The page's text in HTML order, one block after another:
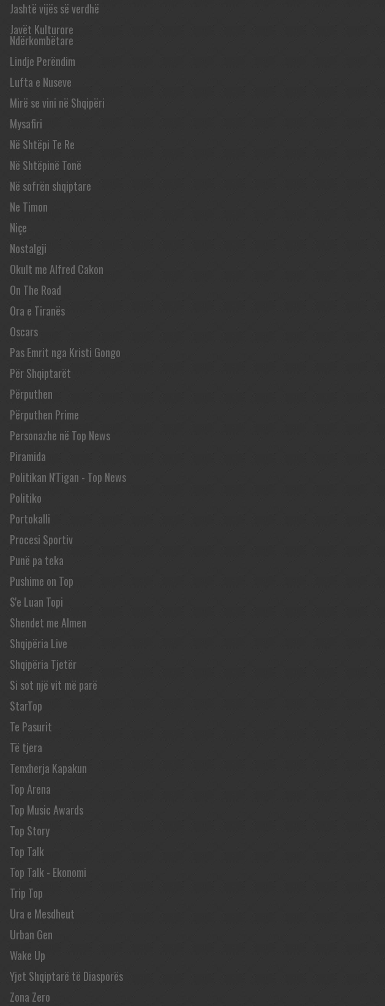
Jashtë vijës së verdhë
Javët Kulturore
Ndërkombëtare
Lindje Perëndim
Lufta e Nuseve
Mirë se vini në Shqipëri
Mysafiri
Në Shtëpi Te Re
Në Shtëpinë Tonë
Në sofrën shqiptare
Ne Timon
Niçe
Nostalgji
Okult me Alfred Cakon
On The Road
Ora e Tiranës
Oscars
Pas Emrit nga Kristi Gongo
Për Shqiptarët
Përputhen
Përputhen Prime
Personazhe në Top News
Piramida
Politikan N'Tigan - Top News
Politiko
Portokalli
Procesi Sportiv
Punë pa teka
Pushime on Top
S'e Luan Topi
Shendet me Almen
Shqipëria Live
Shqipëria Tjetër
Si sot një vit më parë
StarTop
Te Pasurit
Të tjera
Tenxherja Kapakun
Top Arena
Top Music Awards
Top Story
Top Talk
Top Talk - Ekonomi
Trip Top
Ura e Mesdheut
Urban Gen
Wake Up
Yjet Shqiptarë të Diasporës
Zona Zero